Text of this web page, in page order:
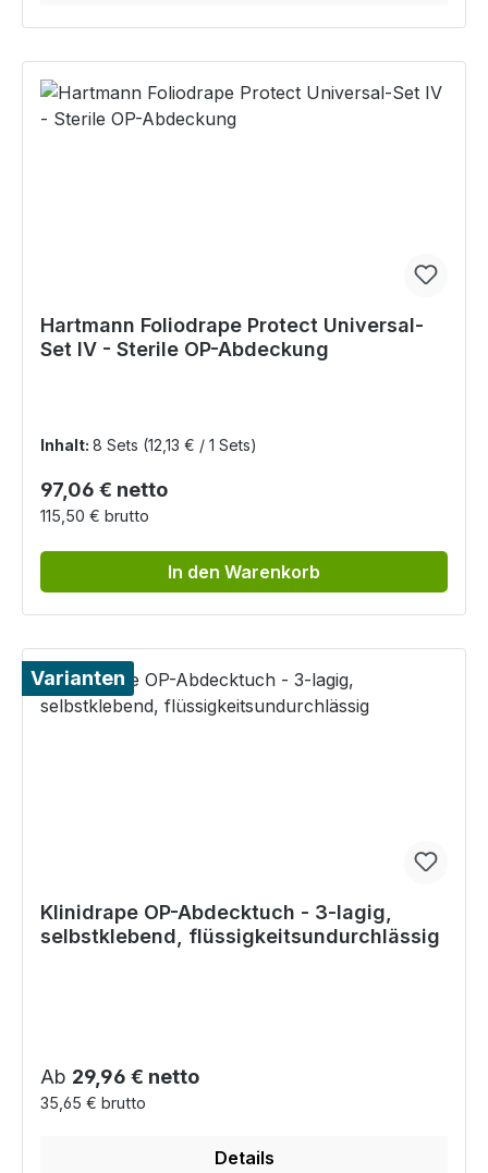
Hartmann Foliodrape Protect Universal-
Set IV - Sterile OP-Abdeckung
Inhalt: 8 Sets (12,13 € / 1 Sets)
Regulärer Preis:
97,06 € netto
115,50 € brutto
In den Warenkorb
Varianten
Klinidrape OP-Abdecktuch - 3-lagig,
selbstklebend, flüssigkeitsundurchlässig
Regulärer Preis:
Ab 29,96 € netto
35,65 € brutto
Details